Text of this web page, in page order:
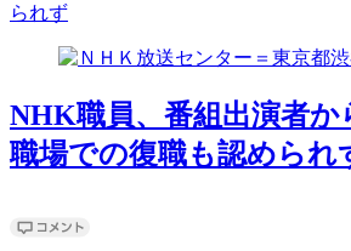
られず
NHK職員、番組出演者
職場での復職も認められ